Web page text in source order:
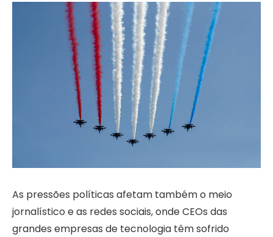
As pressões políticas afetam também o meio
jornalístico e as redes sociais, onde CEOs das
grandes empresas de tecnologia têm sofrido